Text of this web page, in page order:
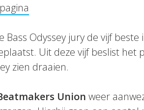
Bass Odyssey jury de vijf
Uit deze vijf beslist het
zien draaien.
Union weer